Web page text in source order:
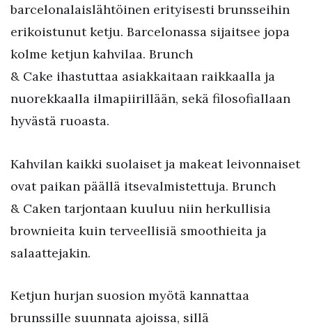
barcelonalaislähtöinen erityisesti brunsseihin
erikoistunut ketju. Barcelonassa sijaitsee jopa
kolme ketjun kahvilaa. Brunch
& Cake ihastuttaa asiakkaitaan raikkaalla ja
nuorekkaalla ilmapiirillään, sekä filosofiallaan
hyvästä ruoasta.
Kahvilan kaikki suolaiset ja makeat leivonnaiset
ovat paikan päällä itsevalmistettuja. Brunch
& Caken tarjontaan kuuluu niin herkullisia
brownieita kuin terveellisiä smoothieita ja
salaattejakin.
Ketjun hurjan suosion myötä kannattaa
brunssille suunnata ajoissa, sillä